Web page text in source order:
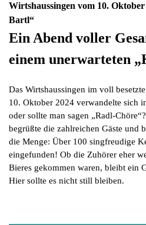
Wirtshaussingen vom 10.
Bartl“
Ein Abend voller
einem unerwarteten
Das Wirtshaussingen im voll
10. Oktober 2024 verwandelte sich
oder sollte man sagen „Radl-
begrüßte die zahlreichen Gäste und
die Menge: Über 100 singfreudige
eingefunden! Ob die Zuhörer eher
Bieres gekommen waren, bleibt ein
Hier sollte es nicht still bleiben.